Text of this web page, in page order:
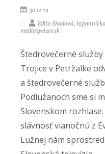
30.12.12
Edita Škodová,
media@ecav.sk
Štedrovečerné služby
Trojice v Petržalke
a štedrovečerné
Podlužanoch sme si
Slovenskom
slávnosť vianočnú z
Lužnej nám